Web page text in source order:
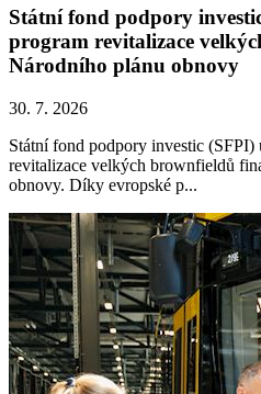
Státní fond podpory
program revitalizace
Národního plánu obnovy
30. 7. 2026
Státní fond podpory investic (SFPI)
revitalizace velkých brownfieldů
obnovy. Díky evropské p...